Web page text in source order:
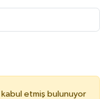
kabul etmiş bulunuyor